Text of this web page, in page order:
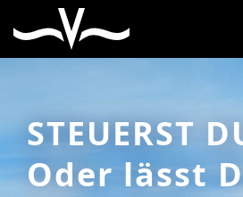
STEUERST
Oder lässt